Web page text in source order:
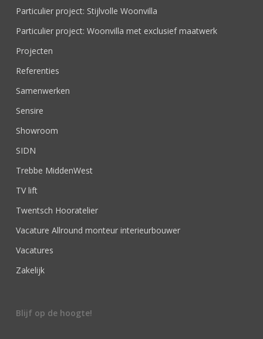
Particulier project: Stijlvolle Woonvilla
Particulier project: Woonvilla met exclusief maatwerk
Projecten
Referenties
Samenwerken
Sensire
Showroom
SIDN
Trebbe MiddenWest
TV lift
Twentsch Hooratelier
Vacature Allround monteur interieurbouwer
Vacatures
Zakelijk
Blijf op de hoogte!